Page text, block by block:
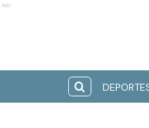
Ads